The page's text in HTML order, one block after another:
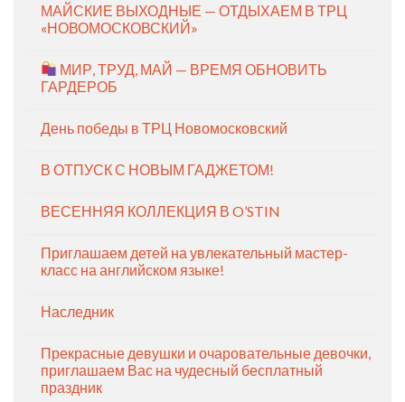
МАЙСКИЕ ВЫХОДНЫЕ — ОТДЫХАЕМ В ТРЦ
«НОВОМОСКОВСКИЙ»
МИР, ТРУД, МАЙ — ВРЕМЯ ОБНОВИТЬ
ГАРДЕРОБ
День победы в ТРЦ Новомосковский
В ОТПУСК С НОВЫМ ГАДЖЕТОМ!
ВЕСЕННЯЯ КОЛЛЕКЦИЯ В O’STIN
Приглашаем детей на увлекательный мастер-
класс на английском языке!
Наследник
Прекрасные девушки и очаровательные девочки,
приглашаем Вас на чудесный бесплатный
праздник